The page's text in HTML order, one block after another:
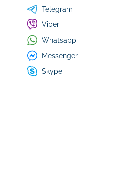
Telegram
Viber
Whatsapp
Messenger
Skype